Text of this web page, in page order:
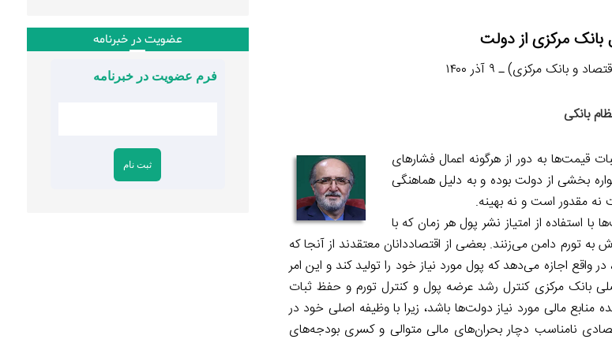
بانک مرکزی از دولت
مرکزی) ـ ۹ آذر ۱۴۰۰
بانکی
قیمت‌ها به دور از هرگونه اعمال فشارهای
بخشی از دولت بوده و به دلیل هماهنگی
مقدور است و نه بهینه.
استفاده از امتیاز نشر پول هر زمان که با
تورم دامن می‌زنند. بعضی از اقتصاددانان معتقدند از آنجا که
اجازه می‌دهد که پول مورد نیاز خود را تولید کند و این امر
بانک مرکزی کنترل رشد عرضه پول و کنترل تورم و حفظ ثبات
مالی مورد نیاز دولت‌ها باشد، زیرا با وظیفه اصلی خود در
نامناسب دچار بحران‌های مالی متوالی و کسری بودجه‌های
عضویت در خبرنامه
فرم عضویت در خبرنامه